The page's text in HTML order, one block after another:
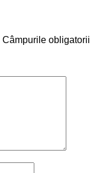
Câmpurile obligatorii